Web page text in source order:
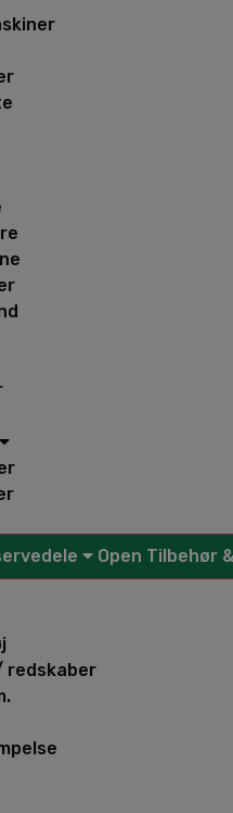
Open Tilbehør
redskaber